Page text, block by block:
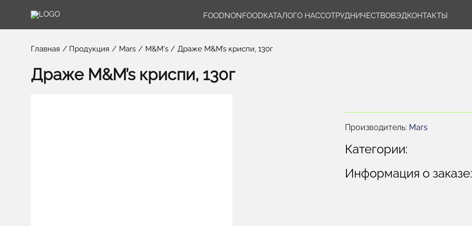
FOODNONFOODКАТАЛОГО НАССОТРУДНИЧЕСТВОВЭДКОНТАКТЫ
Главная Продукция Mars M&M's Драже M&M’s криспи, 130г
Драже M&M’s криспи, 130г
Производитель: Mars
Категории:
Информация о заказе: